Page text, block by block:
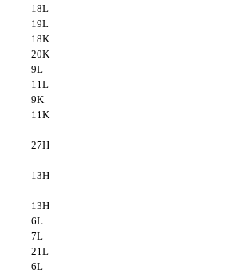
18L
19L
18K
20K
9L
11L
9K
11K
27Н
13Н
13Н
6L
7L
21L
6L